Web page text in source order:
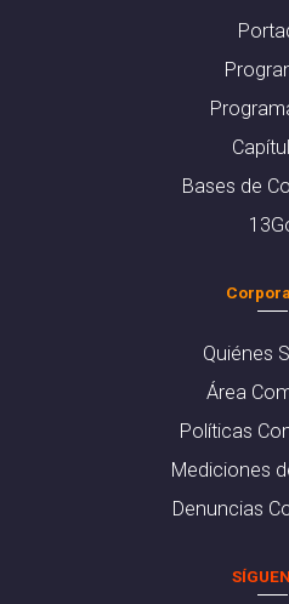
Bases de
Quiénes
Área
Políticas
Mediciones
Denuncias